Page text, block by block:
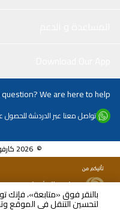
لتحسين التنقل في الموقع
We are here to help.
تواصل معنا عبر الدردشة للحصول
© 2026 كارفور كل الحقوق محفوظة